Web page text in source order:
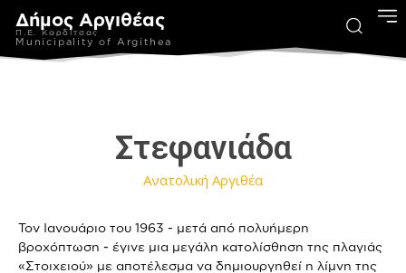
Δήμος Αργιθέας
Π.Ε. Καρδίτσας
Municipality of Argithea
Στεφανιάδα
Ανατολική Αργιθέα
Τον Ιανουάριο του 1963 - μετά από πολυήμερη
βροχόπτωση - έγινε μια μεγάλη κατολίσθηση της πλαγιάς
«Στοιχειού» με αποτέλεσμα να δημιουργηθεί η λίμνη της